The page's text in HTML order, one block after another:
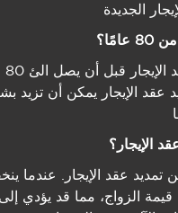
ولكن تكلفة تمدید عقد الإیجار یمكن
تمدید عقد الإیجار. عندما
یحق للمالك الحصول على 50٪ من قیمة